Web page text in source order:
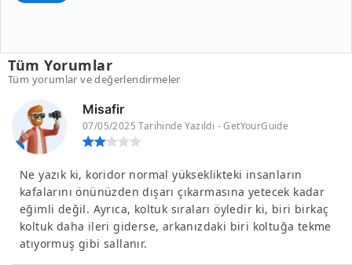
Tüm Yorumlar
Tüm yorumlar ve değerlendirmeler
Misafir
07/05/2025 Tarihinde Yazıldı - GetYourGuide
Ne yazık ki, koridor normal yükseklikteki insanların
kafalarını önünüzden dışarı çıkarmasına yetecek kadar
eğimli değil. Ayrıca, koltuk sıraları öyledir ki, biri birkaç
koltuk daha ileri giderse, arkanızdaki biri koltuğa tekme
atıyormuş gibi sallanır.